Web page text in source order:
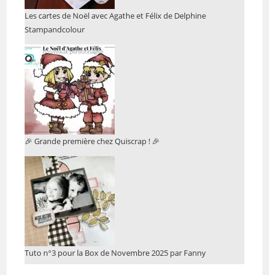
Les cartes de Noël avec Agathe et Félix de Delphine
Stampandcolour
🎉 Grande première chez Quiscrap ! 🎉
Tuto n°3 pour la Box de Novembre 2025 par Fanny